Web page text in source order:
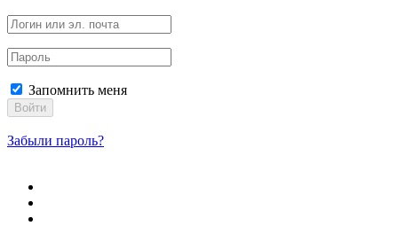
Запомнить меня
Войти
Забыли пароль?